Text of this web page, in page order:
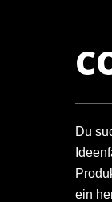
Du
ein